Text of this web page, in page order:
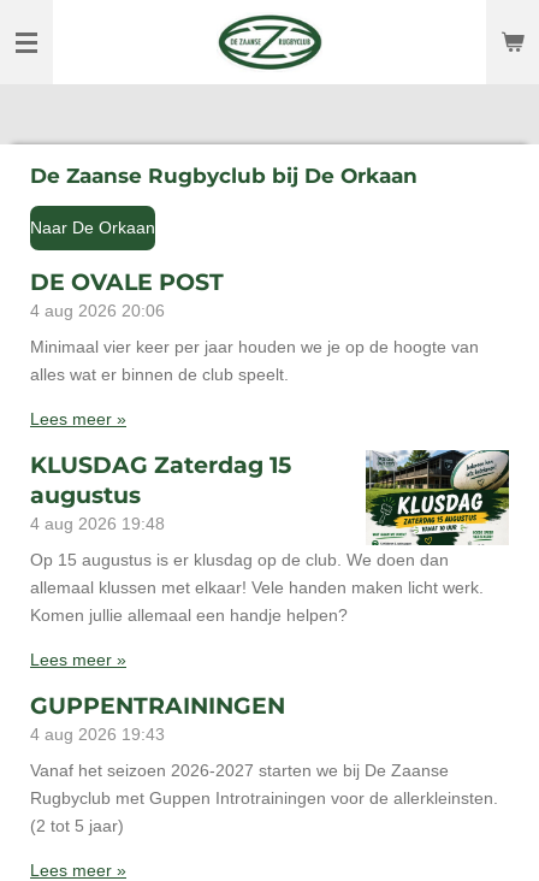
direct
De Zaanse Rugbyclub bij De Orkaan
Naar De Orkaan
DE OVALE POST
4 aug 2026 20:06
Minimaal vier keer per jaar houden we je op de hoogte van
alles wat er binnen de club speelt.
Lees meer »
KLUSDAG Zaterdag 15
augustus
4 aug 2026 19:48
Op 15 augustus is er klusdag op de club. We doen dan
allemaal klussen met elkaar! Vele handen maken licht werk.
Komen jullie allemaal een handje helpen?
Lees meer »
GUPPENTRAININGEN
4 aug 2026 19:43
Vanaf het seizoen 2026-2027 starten we bij De Zaanse
Rugbyclub met Guppen Introtrainingen voor de allerkleinsten.
(2 tot 5 jaar)
Lees meer »